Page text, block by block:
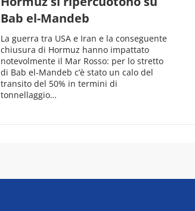
Bab el-Mandeb
La guerra tra USA e Iran e la conseguente
chiusura di Hormuz hanno impattato
notevolmente il Mar Rosso: per lo stretto
di Bab el-Mandeb c’è stato un calo del
transito del 50% in termini di
tonnellaggio…